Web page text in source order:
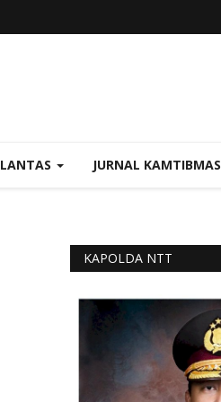
LANTAS JURNAL KAMTIBMAS
KAPOLDA NTT